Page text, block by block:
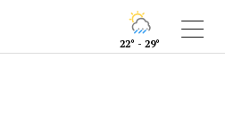
22° - 29°